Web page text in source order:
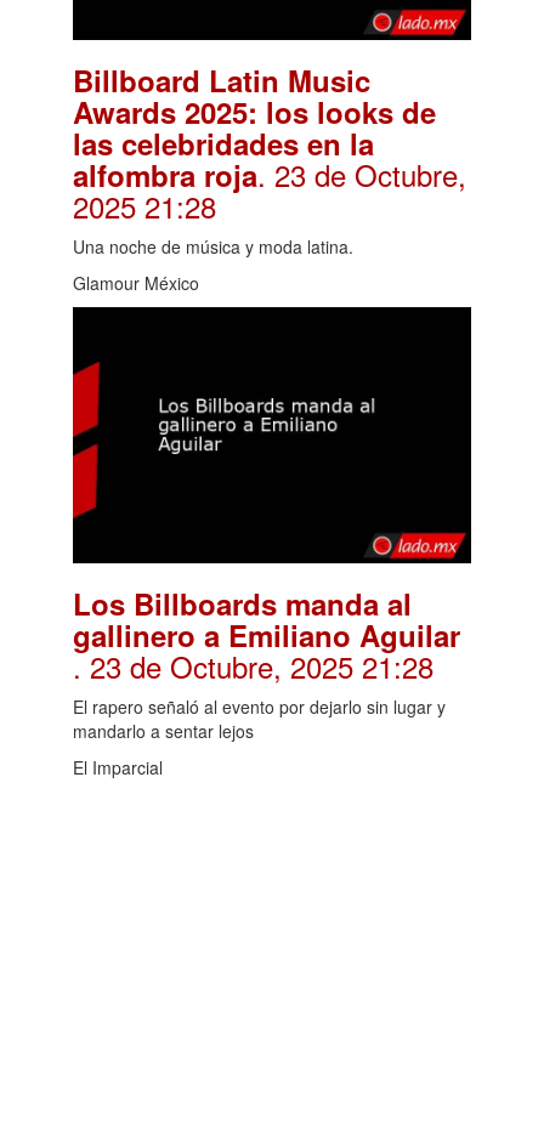
Billboard Latin Music
Awards 2025: los looks de
las celebridades en la
alfombra roja. 23 de Octubre,
2025 21:28
Una noche de música y moda latina.
Glamour México
Los Billboards manda al
gallinero a Emiliano Aguilar
. 23 de Octubre, 2025 21:28
El rapero señaló al evento por dejarlo sin lugar y
mandarlo a sentar lejos
El Imparcial